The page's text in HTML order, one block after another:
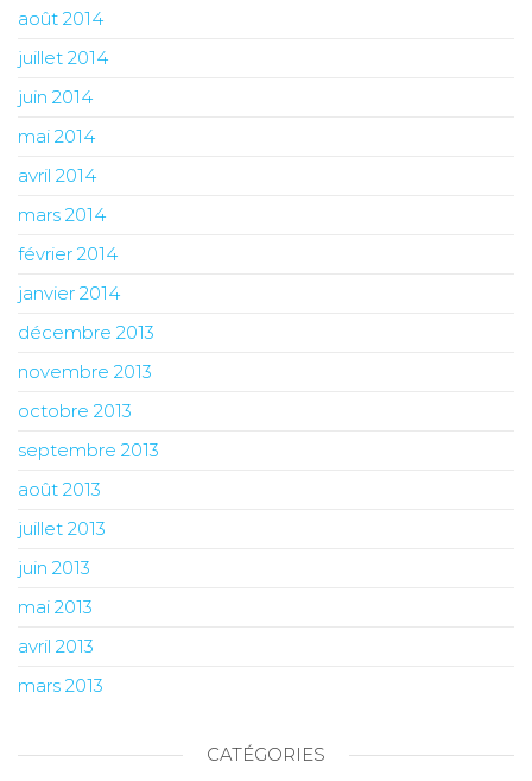
août 2014
juillet 2014
juin 2014
mai 2014
avril 2014
mars 2014
février 2014
janvier 2014
décembre 2013
novembre 2013
octobre 2013
septembre 2013
août 2013
juillet 2013
juin 2013
mai 2013
avril 2013
mars 2013
CATÉGORIES